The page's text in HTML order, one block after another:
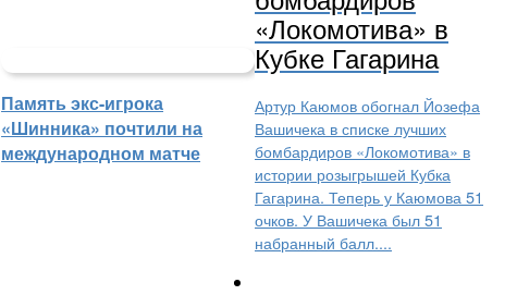
Память экс-игрока
«Шинника» почтили на
международном матче
«Локомотива» в
Кубке Гагарина
Артур Каюмов обогнал Йозефа
Вашичека в списке лучших
бомбардиров «Локомотива» в
истории розыгрышей Кубка
Гагарина. Теперь у Каюмова 51
очков. У Вашичека был 51
набранный балл....